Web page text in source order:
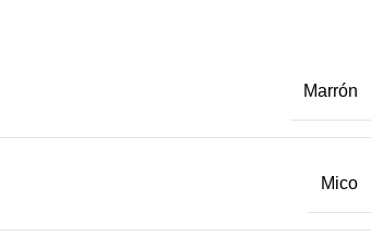
Marrón
Mico